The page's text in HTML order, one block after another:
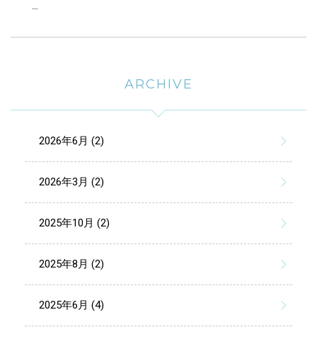
…
ARCHIVE
2026年6月 (2)
2026年3月 (2)
2025年10月 (2)
2025年8月 (2)
2025年6月 (4)